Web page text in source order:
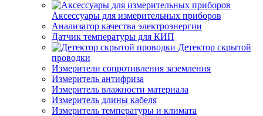
Аксессуары для измерительных приборов
Анализатор качества электроэнергии
Датчик температуры для КИП
Детектор скрытой
проводки
Измерители сопротивления заземления
Измеритель антифриза
Измеритель влажности материала
Измеритель длины кабеля
Измеритель температуры и климата